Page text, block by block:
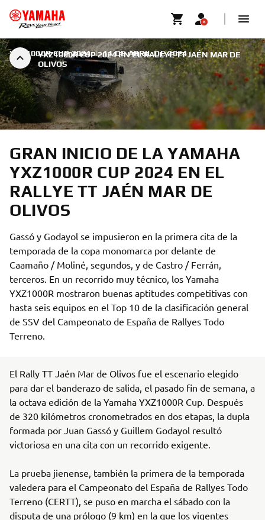
YXZ1000R CUP 2024 EN EL RALLYE TT JAÉN MAR DE
OLIVOS
YXZ1000R CUP 2024 | 14 DE ABRIL DE 2024
GRAN INICIO DE LA YAMAHA
YXZ1000R CUP 2024 EN EL
RALLYE TT JAÉN MAR DE
OLIVOS
Gassó y Godayol se impusieron en la primera cita de la
temporada de la copa monomarca por delante de
Caamaño / Moliné, segundos, y de Castro / Ferrán,
terceros. En un recorrido muy técnico, los Yamaha
YXZ1000R mostraron buenas aptitudes competitivas con
hasta seis equipos en el Top 10 de la clasificación general
de SSV del Campeonato de España de Rallyes Todo
Terreno.
El Rally TT Jaén Mar de Olivos fue el escenario elegido
para dar el banderazo de salida, el pasado fin de semana, a
la octava edición de la Yamaha YXZ1000R Cup. Después
de 320 kilómetros cronometrados en dos etapas, la dupla
formada por Juan Gassó y Guillem Godayol resultó
victoriosa en una cita con un recorrido exigente.
La prueba jienense, también la primera de la temporada
valedera para el Campeonato del España de Rallyes Todo
Terreno (CERTT), se puso en marcha el sábado con la
disputa de una prólogo (9 km) en la que los vigentes